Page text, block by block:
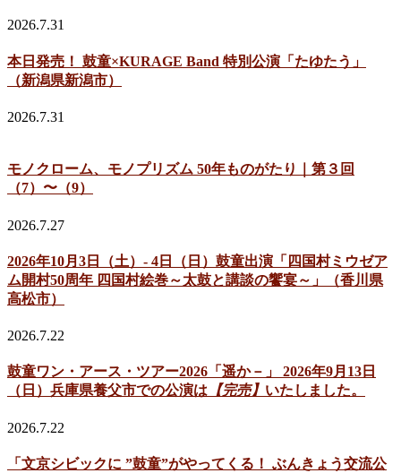
2026.7.31
本日発売！ 鼓童×KURAGE Band 特別公演「たゆたう」
（新潟県新潟市）
2026.7.31
モノクローム、モノプリズム 50年ものがたり｜第３回
（7）〜（9）
2026.7.27
2026年10月3日（土）- 4日（日）鼓童出演「四国村ミウゼア
ム開村50周年 四国村絵巻～太鼓と講談の饗宴～」（香川県
高松市）
2026.7.22
鼓童ワン・アース・ツアー2026「遥か－」 2026年9月13日
（日）兵庫県養父市での公演は 【完売】 いたしました。
2026.7.22
「文京シビックに ”鼓童”がやってくる！ ぶんきょう交流公